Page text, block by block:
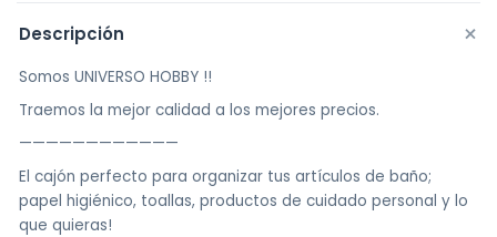
Descripción +
Somos UNIVERSO HOBBY !!
Traemos la mejor calidad a los mejores precios.
————————————
El cajón perfecto para organizar tus artículos de baño;
papel higiénico, toallas, productos de cuidado personal y lo
que quieras!